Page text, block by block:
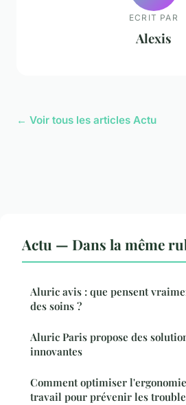
ECRIT PAR
Alexis
← Voir tous les articles Actu
Actu — Dans la même
Aluric avis : que pensent
des soins ?
Aluric Paris propose des
innovantes
Comment optimiser
travail pour prévenir les